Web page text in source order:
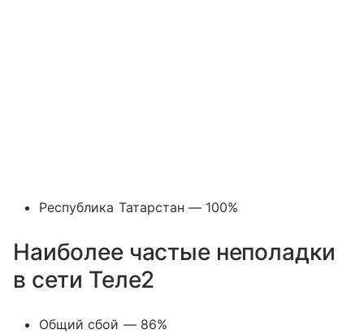
Республика Татарстан — 100%
Наиболее частые неполадки
в сети Теле2
Общий сбой — 86%